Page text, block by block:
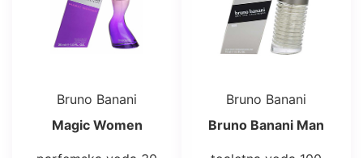
Bruno Banani
Magic Women
Bruno Banani
Bruno Banani Man